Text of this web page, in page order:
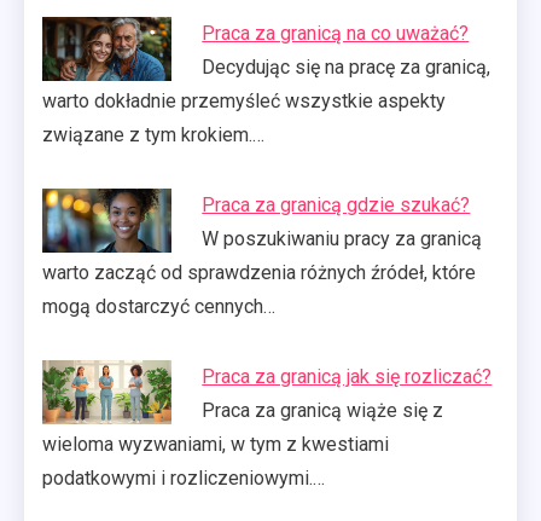
Praca za granicą na co uważać?
Decydując się na pracę za granicą,
warto dokładnie przemyśleć wszystkie aspekty
związane z tym krokiem.…
Praca za granicą gdzie szukać?
W poszukiwaniu pracy za granicą
warto zacząć od sprawdzenia różnych źródeł, które
mogą dostarczyć cennych…
Praca za granicą jak się rozliczać?
Praca za granicą wiąże się z
wieloma wyzwaniami, w tym z kwestiami
podatkowymi i rozliczeniowymi.…